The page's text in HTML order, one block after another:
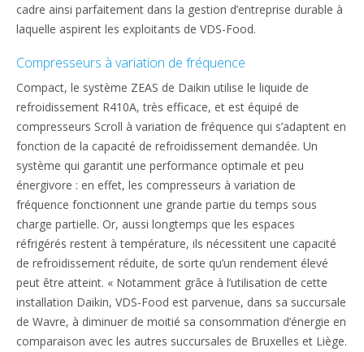
cadre ainsi parfaitement dans la gestion d’entreprise durable à
laquelle aspirent les exploitants de VDS-Food.
Compresseurs à variation de fréquence
Compact, le système ZEAS de Daikin utilise le liquide de
refroidissement R410A, très efficace, et est équipé de
compresseurs Scroll à variation de fréquence qui s’adaptent en
fonction de la capacité de refroidissement demandée. Un
système qui garantit une performance optimale et peu
énergivore : en effet, les compresseurs à variation de
fréquence fonctionnent une grande partie du temps sous
charge partielle. Or, aussi longtemps que les espaces
réfrigérés restent à température, ils nécessitent une capacité
de refroidissement réduite, de sorte qu’un rendement élevé
peut être atteint. « Notamment grâce à l’utilisation de cette
installation Daikin, VDS-Food est parvenue, dans sa succursale
de Wavre, à diminuer de moitié sa consommation d’énergie en
comparaison avec les autres succursales de Bruxelles et Liège.